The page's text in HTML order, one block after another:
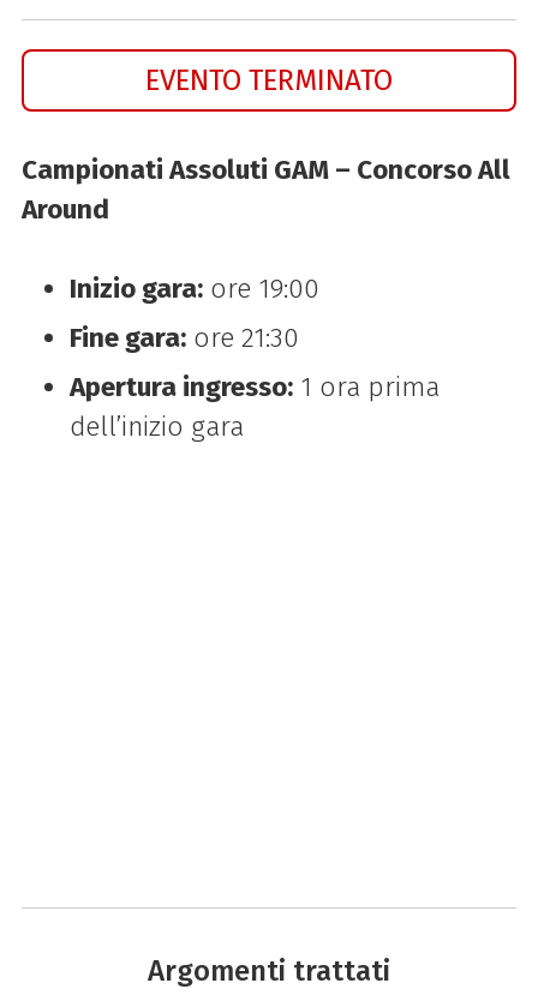
EVENTO TERMINATO
Campionati Assoluti GAM – Concorso All
Around
Inizio gara:ore 19:00
Fine gara:ore 21:30
Apertura ingresso:1 ora prima
dell’inizio gara
Argomenti trattati